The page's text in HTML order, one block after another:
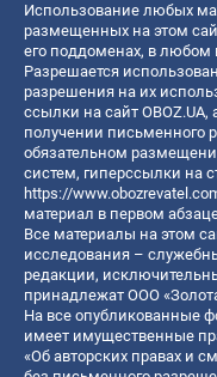
Использование любых
размещенных на этом
его поддоменах, в любом
Разрешается
разрешения на их
ссылки на сайт
получении письменного
обязательном
систем, гиперссылки на
https://
материал в первом
Все материалы на этом
исследования –
редакции,
принадлежат ООО
На все опубликованные
имеет имущественные
«Об авторских правах и